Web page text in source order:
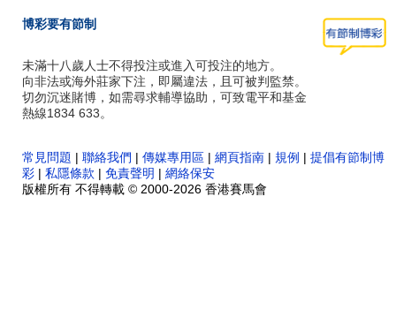
博彩要有節制
未滿十八歲人士不得投注或進入可投注的地方。
向非法或海外莊家下注，即屬違法，且可被判監禁。
切勿沉迷賭博，如需尋求輔導協助，可致電平和基金
熱線1834 633。
常見問題 | 聯絡我們 | 傳媒專用區 | 網頁指南 | 規例 | 提倡有節制博
彩 | 私隱條款 | 免責聲明 | 網絡保安
版權所有 不得轉載 © 2000-2026 香港賽馬會